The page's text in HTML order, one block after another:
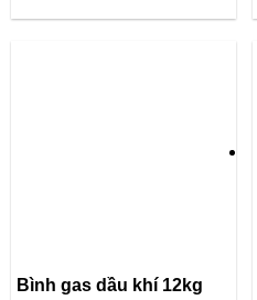
Bình gas dầu khí 12kg